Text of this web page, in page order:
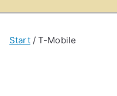
Start T-Mobile